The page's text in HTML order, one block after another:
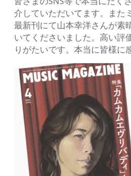
介していただいてます。また
最新刊にて山本幸洋さんが素
いてくださいました。高い評
りがたいです。本当に皆様に